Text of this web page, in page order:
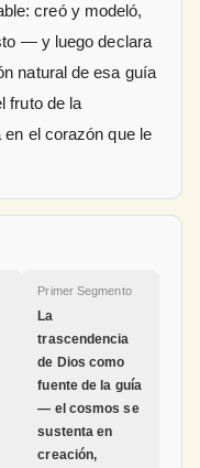
creó y modeló,
— y luego declara
natural de esa guía
fruto de la
el corazón que le
Primer Segmento
La
trascendencia
de Dios como
fuente de la guía
— el cosmos se
sustenta en
creación,